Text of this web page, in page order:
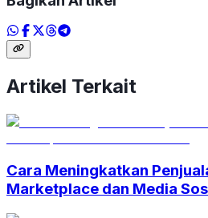
Artikel Terkait
Cara Meningkatkan
Marketplace dan Media